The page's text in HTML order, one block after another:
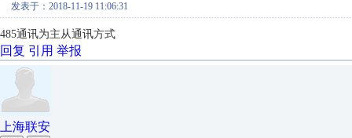
发表于：2018-11-19 11:06:31
485通讯为主从通讯方式
回复 引用 举报
上海联安